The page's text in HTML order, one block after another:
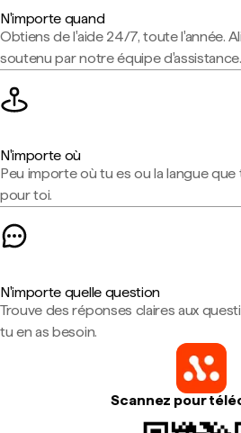
N'importe quand
Obtiens de l'aide 24/7, toute l'année.
soutenu par notre équipe d'assistance.
N'importe où
Peu importe où tu es ou la langue que
pour toi.
N'importe quelle question
Trouve des réponses claires aux
tu en as besoin.
Scannez pour